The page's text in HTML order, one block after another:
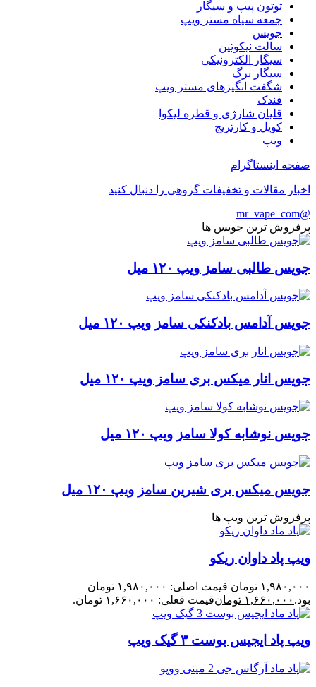
توتون پیپ و سیگار
جمعه سیاه مستر ویپ
جویس
سالت نیکوتین
سیگار الکترونیکی
سیگار برگ
شگفت انگیزهای مستر ویپ
فندک
قلیان شارژی و قطره لیکوا
کویل و کارتریج
ویپ
صفحه اینستاگرام
اخبار مقالات و تخفیفات گروهی را دنبال کنید
@mr_vape_com
پرفروش ترین جویس ها
جویس طالبی سامز ویپ ۱۲۰ میل
جویس آدامس بادکنکی سامز ویپ ۱۲۰ میل
جویس انار میکس بری سامز ویپ ۱۲۰ میل
جویس نوشابه کولا سامز ویپ ۱۲۰ میل
جویس میکس بری شیرین سامز ویپ ۱۲۰ میل
پرفروش ترین ویپ ها
ویپ پاد داوان ریکو
۱,۹۸۰,۰۰۰ تومان
قیمت اصلی: ۱,۹۸۰,۰۰۰ تومان
بود. ۱,۶۶۰,۰۰۰ تومانقیمت فعلی: ۱,۶۶۰,۰۰۰ تومان.
ویپ پاد ایجیس بوست ۳ گیک ویپ